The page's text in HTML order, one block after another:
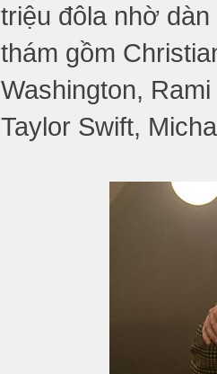
triệu đôla nhờ
thám gồm
Washington,
Taylor Swift,